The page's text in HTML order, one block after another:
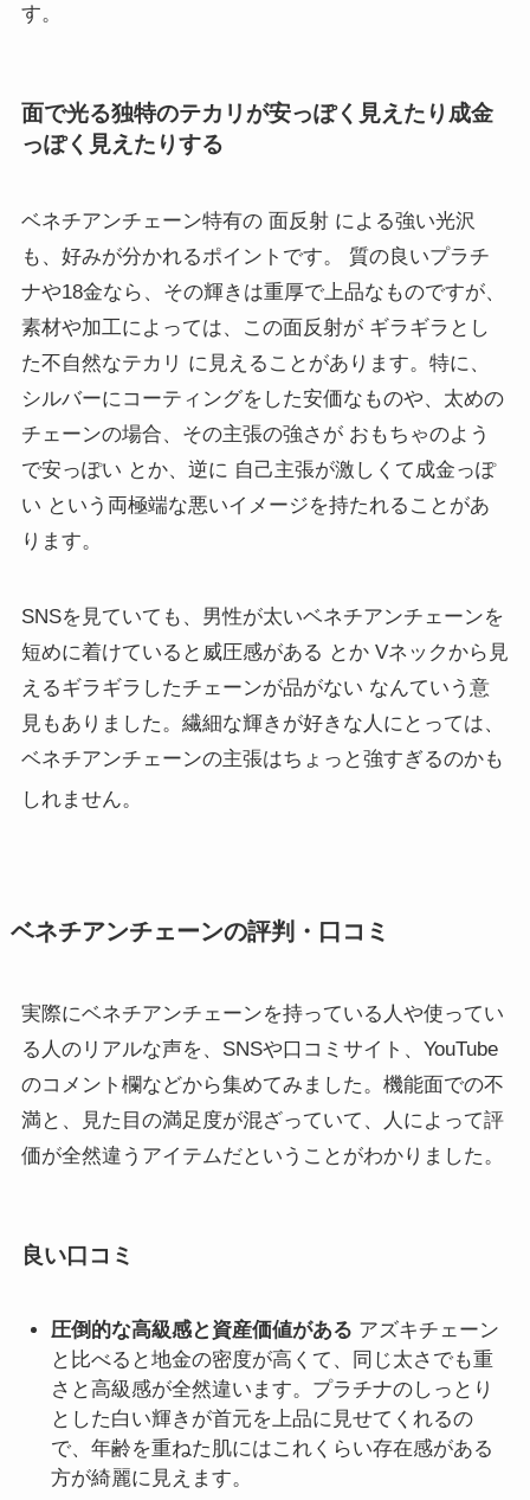
す。
面で光る独特のテカリが安っぽく見えたり成金
っぽく見えたりする
ベネチアンチェーン特有の 面反射 による強い光沢
も、好みが分かれるポイントです。 質の良いプラチ
ナや18金なら、その輝きは重厚で上品なものですが、
素材や加工によっては、この面反射が ギラギラとし
た不自然なテカリ に見えることがあります。特に、
シルバーにコーティングをした安価なものや、太めの
チェーンの場合、その主張の強さが おもちゃのよう
で安っぽい とか、逆に 自己主張が激しくて成金っぽ
い という両極端な悪いイメージを持たれることがあ
ります。
SNSを見ていても、男性が太いベネチアンチェーンを
短めに着けていると威圧感がある とか Vネックから見
えるギラギラしたチェーンが品がない なんていう意
見もありました。繊細な輝きが好きな人にとっては、
ベネチアンチェーンの主張はちょっと強すぎるのかも
しれません。
ベネチアンチェーンの評判・口コミ
実際にベネチアンチェーンを持っている人や使ってい
る人のリアルな声を、SNSや口コミサイト、YouTube
のコメント欄などから集めてみました。機能面での不
満と、見た目の満足度が混ざっていて、人によって評
価が全然違うアイテムだということがわかりました。
良い口コミ
圧倒的な高級感と資産価値がある アズキチェーン
と比べると地金の密度が高くて、同じ太さでも重
さと高級感が全然違います。プラチナのしっとり
とした白い輝きが首元を上品に見せてくれるの
で、年齢を重ねた肌にはこれくらい存在感がある
方が綺麗に見えます。